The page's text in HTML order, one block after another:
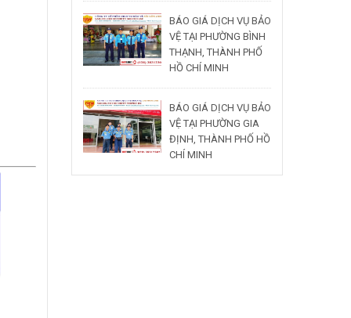
BÁO GIÁ DỊCH VỤ BẢO
VỆ TẠI PHƯỜNG BÌNH
THẠNH, THÀNH PHỐ
HỒ CHÍ MINH
BÁO GIÁ DỊCH VỤ BẢO
VỆ TẠI PHƯỜNG GIA
ĐỊNH, THÀNH PHỐ HỒ
CHÍ MINH